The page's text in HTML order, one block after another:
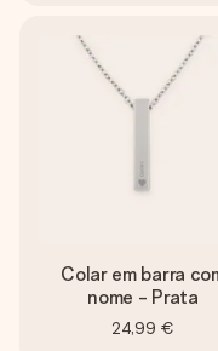
Colar em barra
nome - Prata
24,99 €